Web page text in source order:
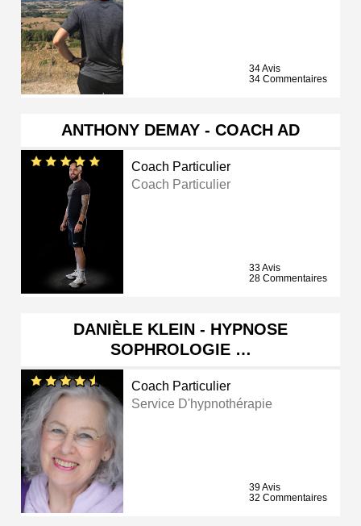
34 Avis
34 Commentaires
ANTHONY DEMAY - COACH AD
Coach Particulier
Coach Particulier
33 Avis
28 Commentaires
DANIÈLE KLEIN - HYPNOSE
SOPHROLOGIE …
Coach Particulier
Service D'hypnothérapie
39 Avis
32 Commentaires